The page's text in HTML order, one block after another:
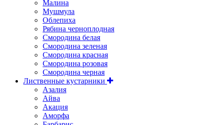
Малина
Мушмула
Облепиха
Рябина черноплодная
Смородина белая
Смородина зеленая
Смородина красная
Смородина розовая
Смородина черная
Лиственные кустарники
Азалия
Айва
Акация
Аморфа